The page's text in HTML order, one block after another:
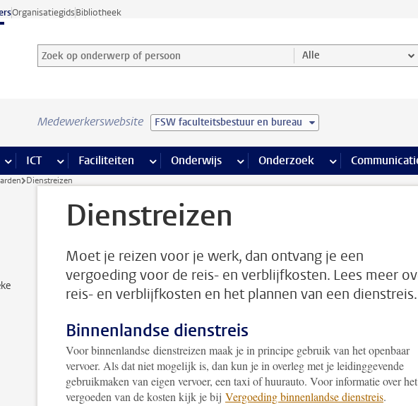
OrganisatiegidsBibliotheek
Zoek op onderwerp of persoon en selecteer categorie
Zoekterm Alle
Medewerkerswebsite FSW faculteitsbestuur en bureau
meer Financiën pagina’s
ICT meer ICT pagina’s
Faciliteiten meer Faciliteiten pagina’s
Onderwijs meer Onderwijs pagina’s
Onderzoek meer Onderzoek
Dienstreizen
Dienstreizen
Moet je reizen voor je werk, dan ontvang je een
vergoeding voor de reis- en verblijfkosten. Lees meer
reis- en verblijfkosten en het plannen van een dienstreis.
Binnenlandse dienstreis
Voor binnenlandse dienstreizen maak je in principe gebruik van het openbaar
vervoer. Als dat niet mogelijk is, dan kun je in overleg met je leidinggevende
gebruikmaken van eigen vervoer, een taxi of huurauto. Voor informatie over het
vergoeden van de kosten kijk je bij Vergoeding binnenlandse dienstreis.